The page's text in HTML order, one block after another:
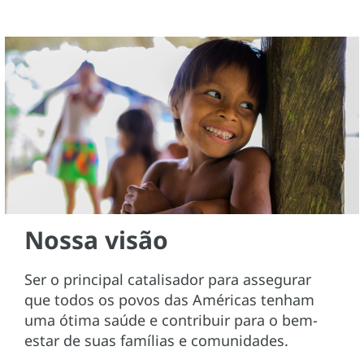
Nossa visão
Ser o principal catalisador para assegurar
que todos os povos das Américas tenham
uma ótima saúde e contribuir para o bem-
estar de suas famílias e comunidades.